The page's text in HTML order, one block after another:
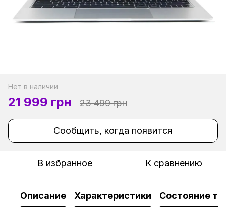
Нет в наличии
21 999 грн 23 499 грн
Сообщить, когда появится
В избранное К сравнению
Описание Характеристики Состояние